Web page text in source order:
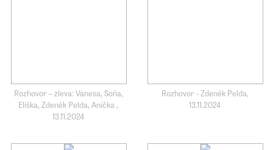
Rozhovor – zleva: Vanesa, Soňa,
Eliška, Zdeněk Pelda, Anička ,
13.11.2024
Rozhovor - Zdeněk Pelda,
13.11.2024